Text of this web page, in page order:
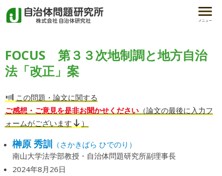
メニュー
FOCUS 第３３次地制調と地方自治
法「改正」案
この問題・論文に関する
ご感想・ご意見を是非お聞かせください（論文の最後に入力フ
ォームがございます
）
榊原 秀訓 （さかきばら ひでのり）
南山大学法学部教授・自治体問題研究所副理事長
2024年8月26日